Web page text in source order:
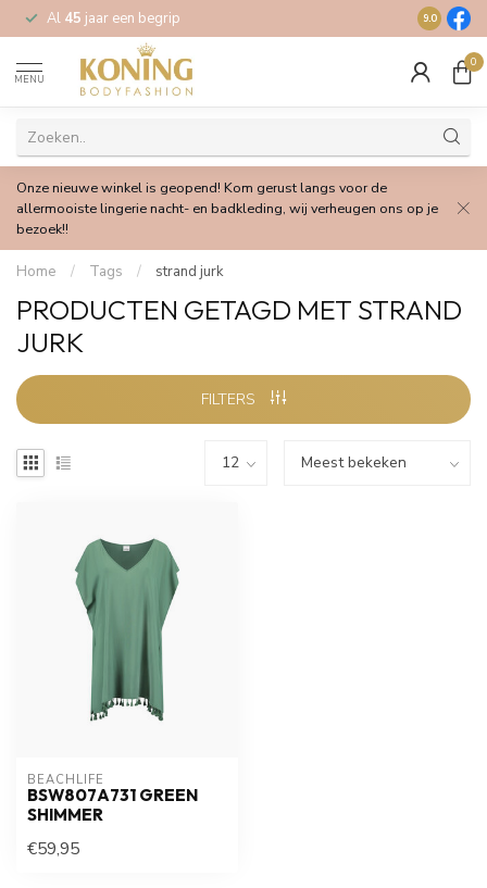
Al 45 jaar een begrip Gratis
9.0
MENU
0
Onze nieuwe winkel is geopend! Kom gerust langs voor de
allermooiste lingerie nacht- en badkleding, wij verheugen ons op je
bezoek!!
Home / Tags / strand jurk
PRODUCTEN GETAGD MET STRAND
JURK
FILTERS
BEACHLIFE
BSW807A731 GREEN
SHIMMER
€59,95